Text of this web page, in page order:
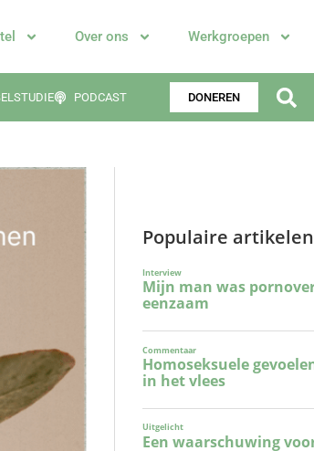
Over ons Werkgroepen
PODCAST DONEREN
Populaire artikelen